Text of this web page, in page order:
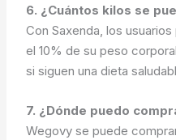
6. ¿Cuántos kilos se
Con Saxenda, los
el 10% de su peso
si siguen una dieta
7. ¿Dónde puedo
Wegovy se puede